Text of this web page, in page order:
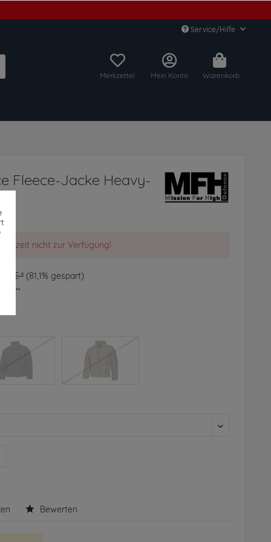
Service/Hilfe
Merkzettel Mein Konto Warenkorb
Fleece-Jacke Heavy-
nicht zur Verfügung!
€ * (81,1% gespart)
Bewerten